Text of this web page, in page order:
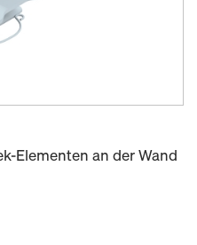
Elementen an der Wand